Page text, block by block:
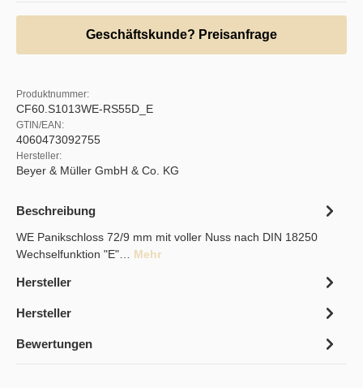
Geschäftskunde? Preisanfrage
Produktnummer:
CF60.S1013WE-RS55D_E
GTIN/EAN:
4060473092755
Hersteller:
Beyer & Müller GmbH & Co. KG
Beschreibung
WE Panikschloss 72/9 mm mit voller Nuss nach DIN 18250
Wechselfunktion "E"… Mehr
Hersteller
Hersteller
Bewertungen